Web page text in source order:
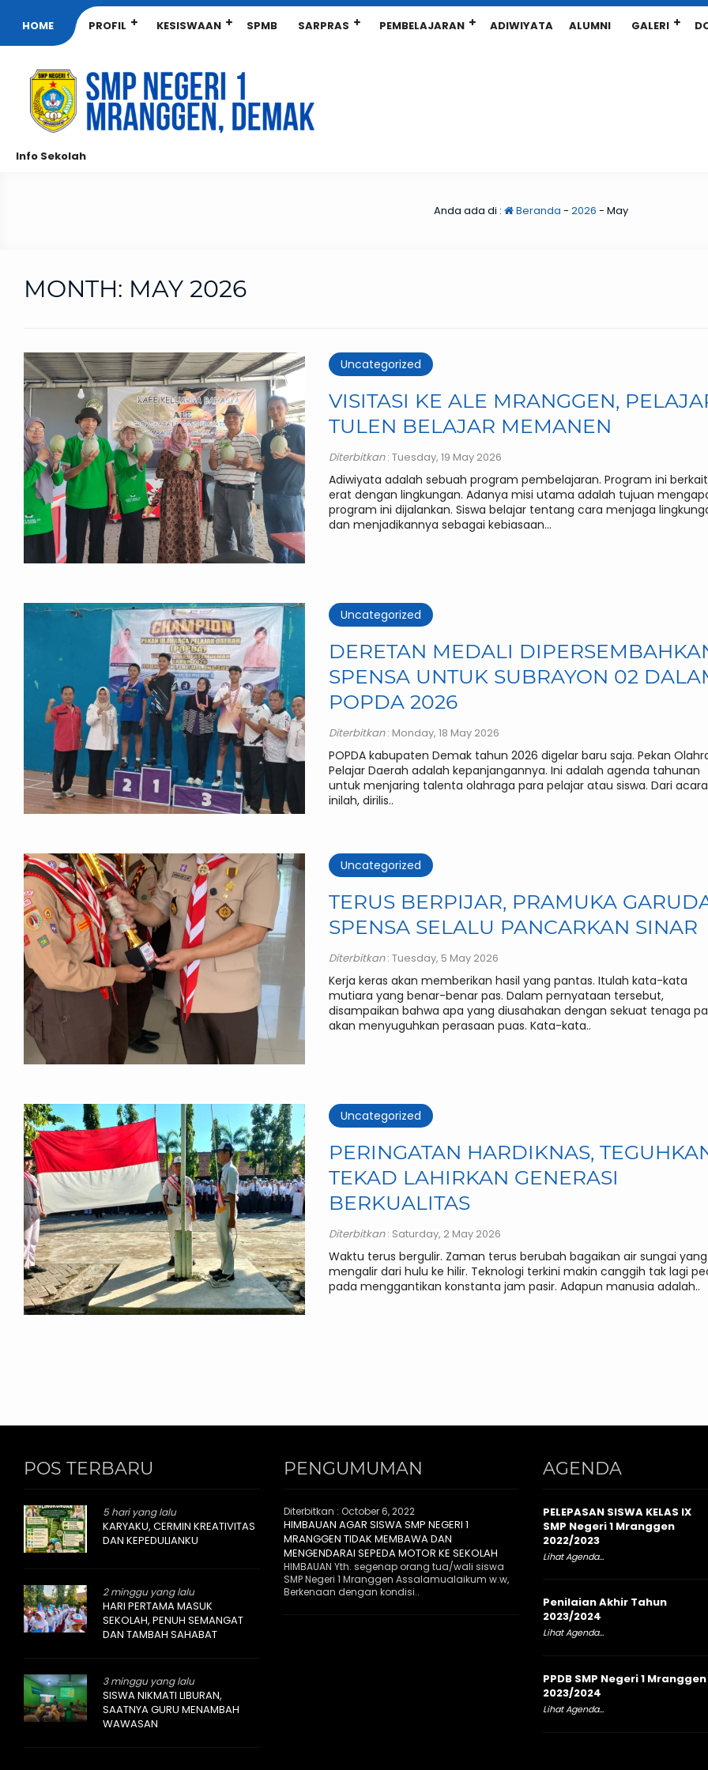
HOME PROFIL KESISWAAN SPMB SARPRAS PEMBELAJARAN ADIWIYATA ALUMNI GALERI
Info Sekolah
Anda ada di : Beranda - 2026 - May
MONTH: MAY 2026
Uncategorized
VISITASI KE ALE MRANGGEN,
TULEN BELAJAR MEMANEN
Diterbitkan: Tuesday, 19 May 2026
Adiwiyata adalah sebuah program pembelajaran. Program ini
erat dengan lingkungan. Adanya misi utama adalah tujuan
program ini dijalankan. Siswa belajar tentang cara menjaga
dan menjadikannya sebagai kebiasaan...
Uncategorized
DERETAN MEDALI
SPENSA UNTUK SUBRAYON 02
POPDA 2026
Diterbitkan: Monday, 18 May 2026
POPDA kabupaten Demak tahun 2026 digelar baru saja. Pekan
Pelajar Daerah adalah kepanjangannya. Ini adalah agenda tahunan
untuk menjaring talenta olahraga para pelajar atau siswa. Dari acara
inilah, dirilis..
Uncategorized
TERUS BERPIJAR, PRAMUKA
SPENSA SELALU PANCARKAN SINAR
Diterbitkan: Tuesday, 5 May 2026
Kerja keras akan memberikan hasil yang pantas. Itulah kata-kata
mutiara yang benar-benar pas. Dalam pernyataan tersebut,
disampaikan bahwa apa yang diusahakan dengan sekuat tenaga
akan menyuguhkan perasaan puas. Kata-kata..
Uncategorized
PERINGATAN HARDIKNAS,
TEKAD LAHIRKAN GENERASI
BERKUALITAS
Diterbitkan: Saturday, 2 May 2026
Waktu terus bergulir. Zaman terus berubah bagaikan air sungai yang
mengalir dari hulu ke hilir. Teknologi terkini makin canggih tak lagi
pada menggantikan konstanta jam pasir. Adapun manusia adalah..
POS TERBARU
5 hari yang lalu
KARYAKU, CERMIN KREATIVITAS
DAN KEPEDULIANKU
2 minggu yang lalu
HARI PERTAMA MASUK
SEKOLAH, PENUH SEMANGAT
DAN TAMBAH SAHABAT
3 minggu yang lalu
SISWA NIKMATI LIBURAN,
SAATNYA GURU MENAMBAH
WAWASAN
PENGUMUMAN
Diterbitkan : October 6, 2022
HIMBAUAN AGAR SISWA SMP NEGERI 1
MRANGGEN TIDAK MEMBAWA DAN
MENGENDARAI SEPEDA MOTOR KE SEKOLAH
HIMBAUAN Yth. segenap orang tua/wali siswa
SMP Negeri 1 Mranggen Assalamualaikum w.w,
Berkenaan dengan kondisi..
AGENDA
PELEPASAN SISWA KELAS IX
SMP Negeri 1 Mranggen
2022/2023
Lihat Agenda...
Penilaian Akhir Tahun
2023/2024
Lihat Agenda...
PPDB SMP Negeri 1 Mranggen
2023/2024
Lihat Agenda...